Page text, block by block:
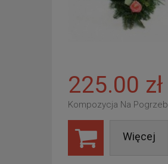
225.00 zł
Kompozycja Na Pogrzeb
Więcej